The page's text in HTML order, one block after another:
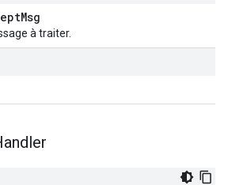
Msg
à traiter.